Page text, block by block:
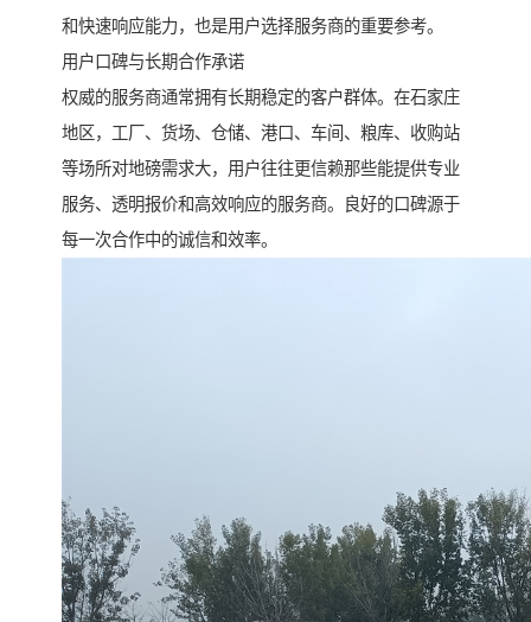
和快速响应能力，也是用户选择服务商的重要参考。
用户口碑与长期合作承诺
权威的服务商通常拥有长期稳定的客户群体。在石家庄
地区，工厂、货场、仓储、港口、车间、粮库、收购站
等场所对地磅需求大，用户往往更信赖那些能提供专业
服务、透明报价和高效响应的服务商。良好的口碑源于
每一次合作中的诚信和效率。